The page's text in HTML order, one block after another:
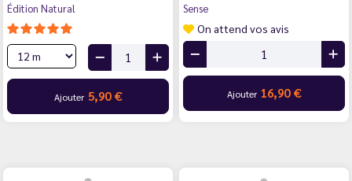
Édition Natural
Ajouter 5,90 €
Sense
On attend vos avis
Ajouter 16,90 €